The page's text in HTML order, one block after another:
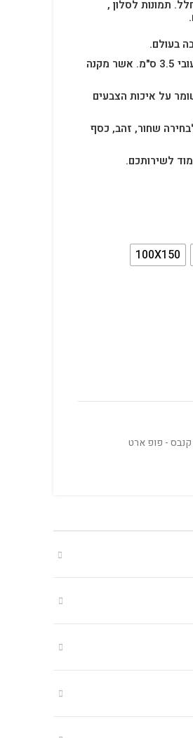
תמונות לסלון ,
תמונת הקנבס הינה בד מתוח על מסגרת עץ פנימית בעובי 3.5 ס"מ. אשר מקנה
על איכות הצבעים
שחור, זהב, כסף
100X150
קנבס - פופ ארט